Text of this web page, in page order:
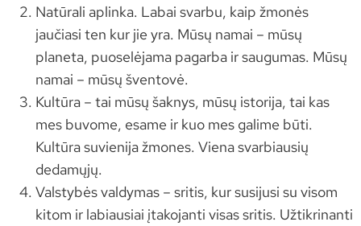
Natūrali aplinka. Labai svarbu, kaip žmonės
jaučiasi ten kur jie yra. Mūsų namai – mūsų
planeta, puoselėjama pagarba ir saugumas. Mūsų
namai – mūsų šventovė.
Kultūra – tai mūsų šaknys, mūsų istorija, tai kas
mes buvome, esame ir kuo mes galime būti.
Kultūra suvienija žmones. Viena svarbiausių
dedamųjų.
Valstybės valdymas – sritis, kur susijusi su visom
kitom ir labiausiai įtakojanti visas sritis. Užtikrinanti